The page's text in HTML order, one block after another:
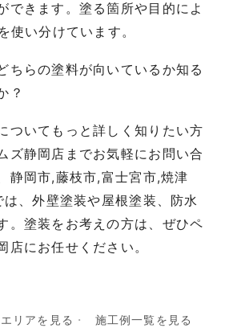
できます。塗る箇所や目的によ
使い分けています。
ちらの塗料が向いているか知る
？
ついてもっと詳しく知りたい方
ズ静岡店までお気軽にお問い合
静岡市,藤枝市,富士宮市,焼津
、外壁塗装や屋根塗装、防水
。塗装をお考えの方は、ぜひペ
店にお任せください。
リアを見る
施工例一覧を見る